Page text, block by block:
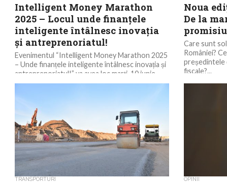
Intelligent Money Marathon
2025 – Locul unde finanțele
inteligente întâlnesc inovația
și antreprenoriatul!
Evenimentul “Intelligent Money Marathon 2025
– Unde finanțele inteligente întâlnesc inovația și
antreprenoriatul!” va avea loc marți, 10 iunie
2025, la Romexpo, Bd. Mărăști nr. 65-67,...
Noua
De la
Care sunt
României?
președintele
fiscale?...
TRANSPORTURI OPINII